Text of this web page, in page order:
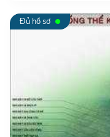
Đủ hồ sơ